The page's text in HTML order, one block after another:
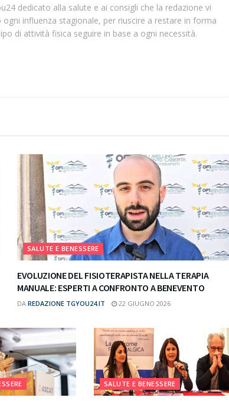
dedicato alla salute e ai consigli che la redazione vi
influenza stagionale, per riuscire a restare in forma
di attività fisica seguire in base a ogni necessità.
SALUTE E BENESSERE
EVOLUZIONE DEL FISIOTERAPISTA NELLA TERAPIA
MANUALE: ESPERTI A CONFRONTO A BENEVENTO
DA REDAZIONE TGYOU24.IT 22 GIUGNO 2026
SALUTE E BENESSERE